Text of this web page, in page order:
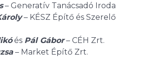
– Generatív Tanácsadó Iroda
– KÉSZ Építő és Szerelő
és Pál Gábor– CÉH Zrt.
– Market Építő Zrt.